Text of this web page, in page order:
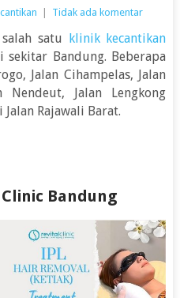
Tidak ada komentar
satu klinik kecantikan
sekitar Bandung. Beberapa
Jalan Cihampelas, Jalan
Nendeut, Jalan Lengkong
Rajawali Barat.
Bandung